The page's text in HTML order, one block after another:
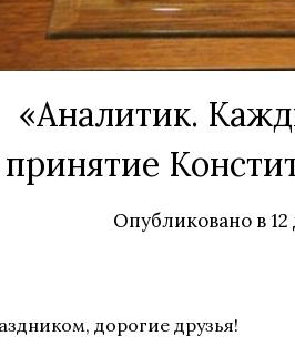
«Аналитик.
принятие
Опубликовано в
дорогие друзья!